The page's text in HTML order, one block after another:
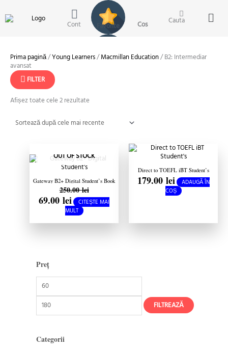
to
content
Cont Cauta
Preț
P
r
m
n
r
ț
m
FILTREAZĂ
Categorii
Prima pagină/Young Learners/Macmillan Education/ B2: Intermediar
avansat
FILTER
Afișez toate cele 2 rezultate
după
OUT OF STOCK
Gateway B2+ Digital Student’s Book
Premium Pack 2nd edition
250.00lei
69.00lei
este:
69.00 lei.
CITEȘTE MAI
MULT
Direct to TOEFL iBT Student’s
Book
179.00 lei
ADAUGĂ ÎN
COȘ